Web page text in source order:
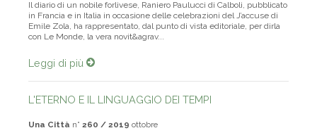
Il diario di un nobile forlivese, Raniero Paulucci di Calboli, pubblicato
in Francia e in Italia in occasione delle celebrazioni del J’accuse di
Emile Zola, ha rappresentato, dal punto di vista editoriale, per dirla
con Le Monde, la vera novit&agrav...
Leggi di più
L'ETERNO E IL LINGUAGGIO DEI TEMPI
Una Città n° 260 / 2019 ottobre